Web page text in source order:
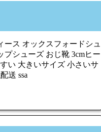
ース オックスフォードシュ
シューズ おじ靴 3cmヒー
い 大きいサイズ 小さいサ
送 ssa